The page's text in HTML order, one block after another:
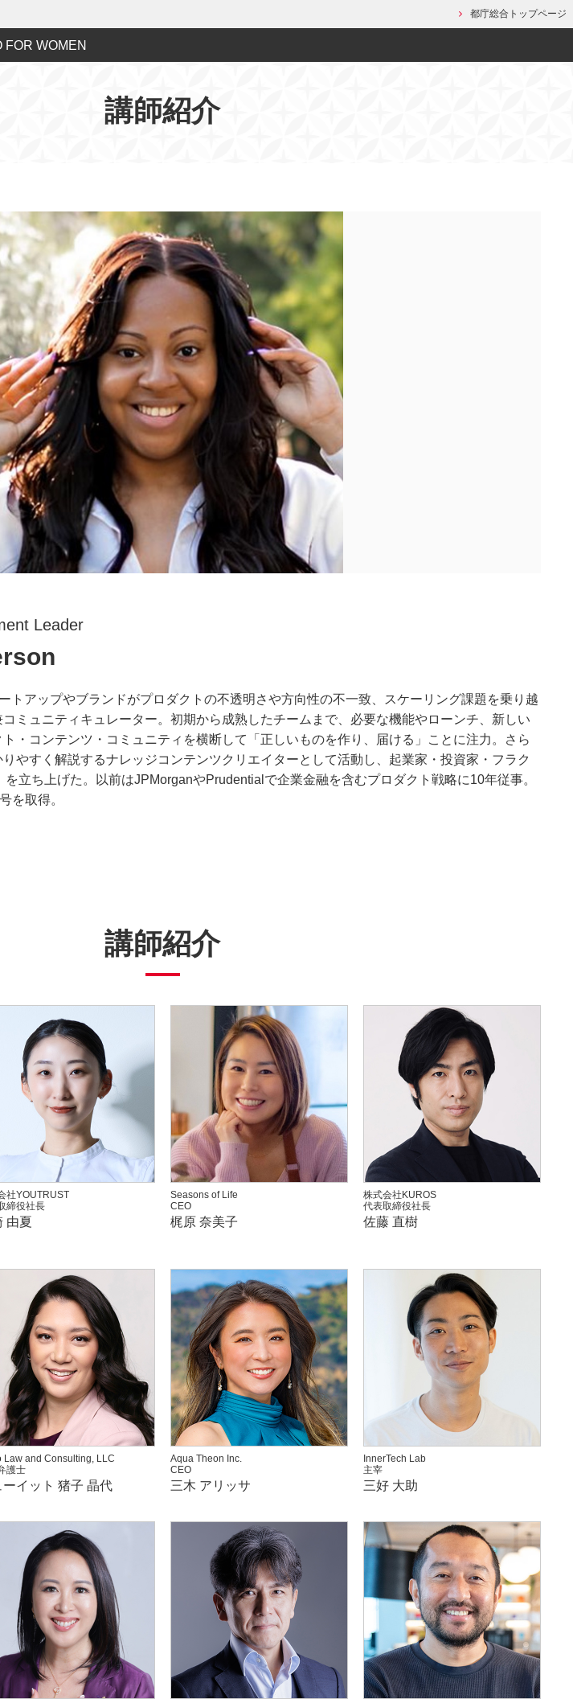
都庁総合トップページ
WOMEN
講師紹介
Leader
トアップやブランドがプロダクトの不透明さや方向性の不一致、スケーリング課題を乗り越
ミュニティキュレーター。初期から成熟したチームまで、必要な機能やローンチ、新しい
・コンテンツ・コミュニティを横断して「正しいものを作り、届ける」ことに注力。さら
やすく解説するナレッジコンテンツクリエイターとして活動し、起業家・投資家・フラク
立ち上げた。以前はJPMorganやPrudentialで企業金融を含むプロダクト戦略に10年従事。
を取得。
講師紹介
社YOUTRUST
締役社長
由夏
Seasons of Life
CEO
梶原 奈美子
株式会社KUROS
代表取締役社長
佐藤 直樹
Law and Consulting, LLC
護士
ーイット 猪子 晶代
Aqua Theon Inc.
CEO
三木 アリッサ
InnerTech Lab
主宰
三好 大助